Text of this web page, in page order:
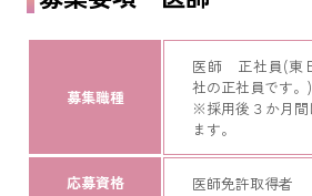
募集職種
医師 正社員(東
社の正社員です。)
※採用後３か月間
ます。
応募資格 医師免許取得者